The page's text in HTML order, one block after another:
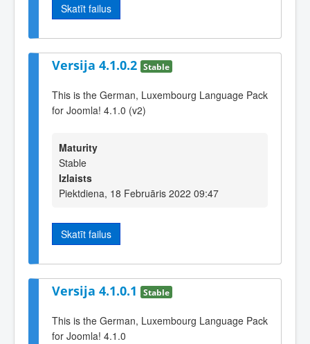
Skatīt failus
Versija 4.1.0.2 Stable
This is the German, Luxembourg Language Pack
for Joomla! 4.1.0 (v2)
Maturity
Stable
Izlaists
Piektdiena, 18 Februāris 2022 09:47
Skatīt failus
Versija 4.1.0.1 Stable
This is the German, Luxembourg Language Pack
for Joomla! 4.1.0